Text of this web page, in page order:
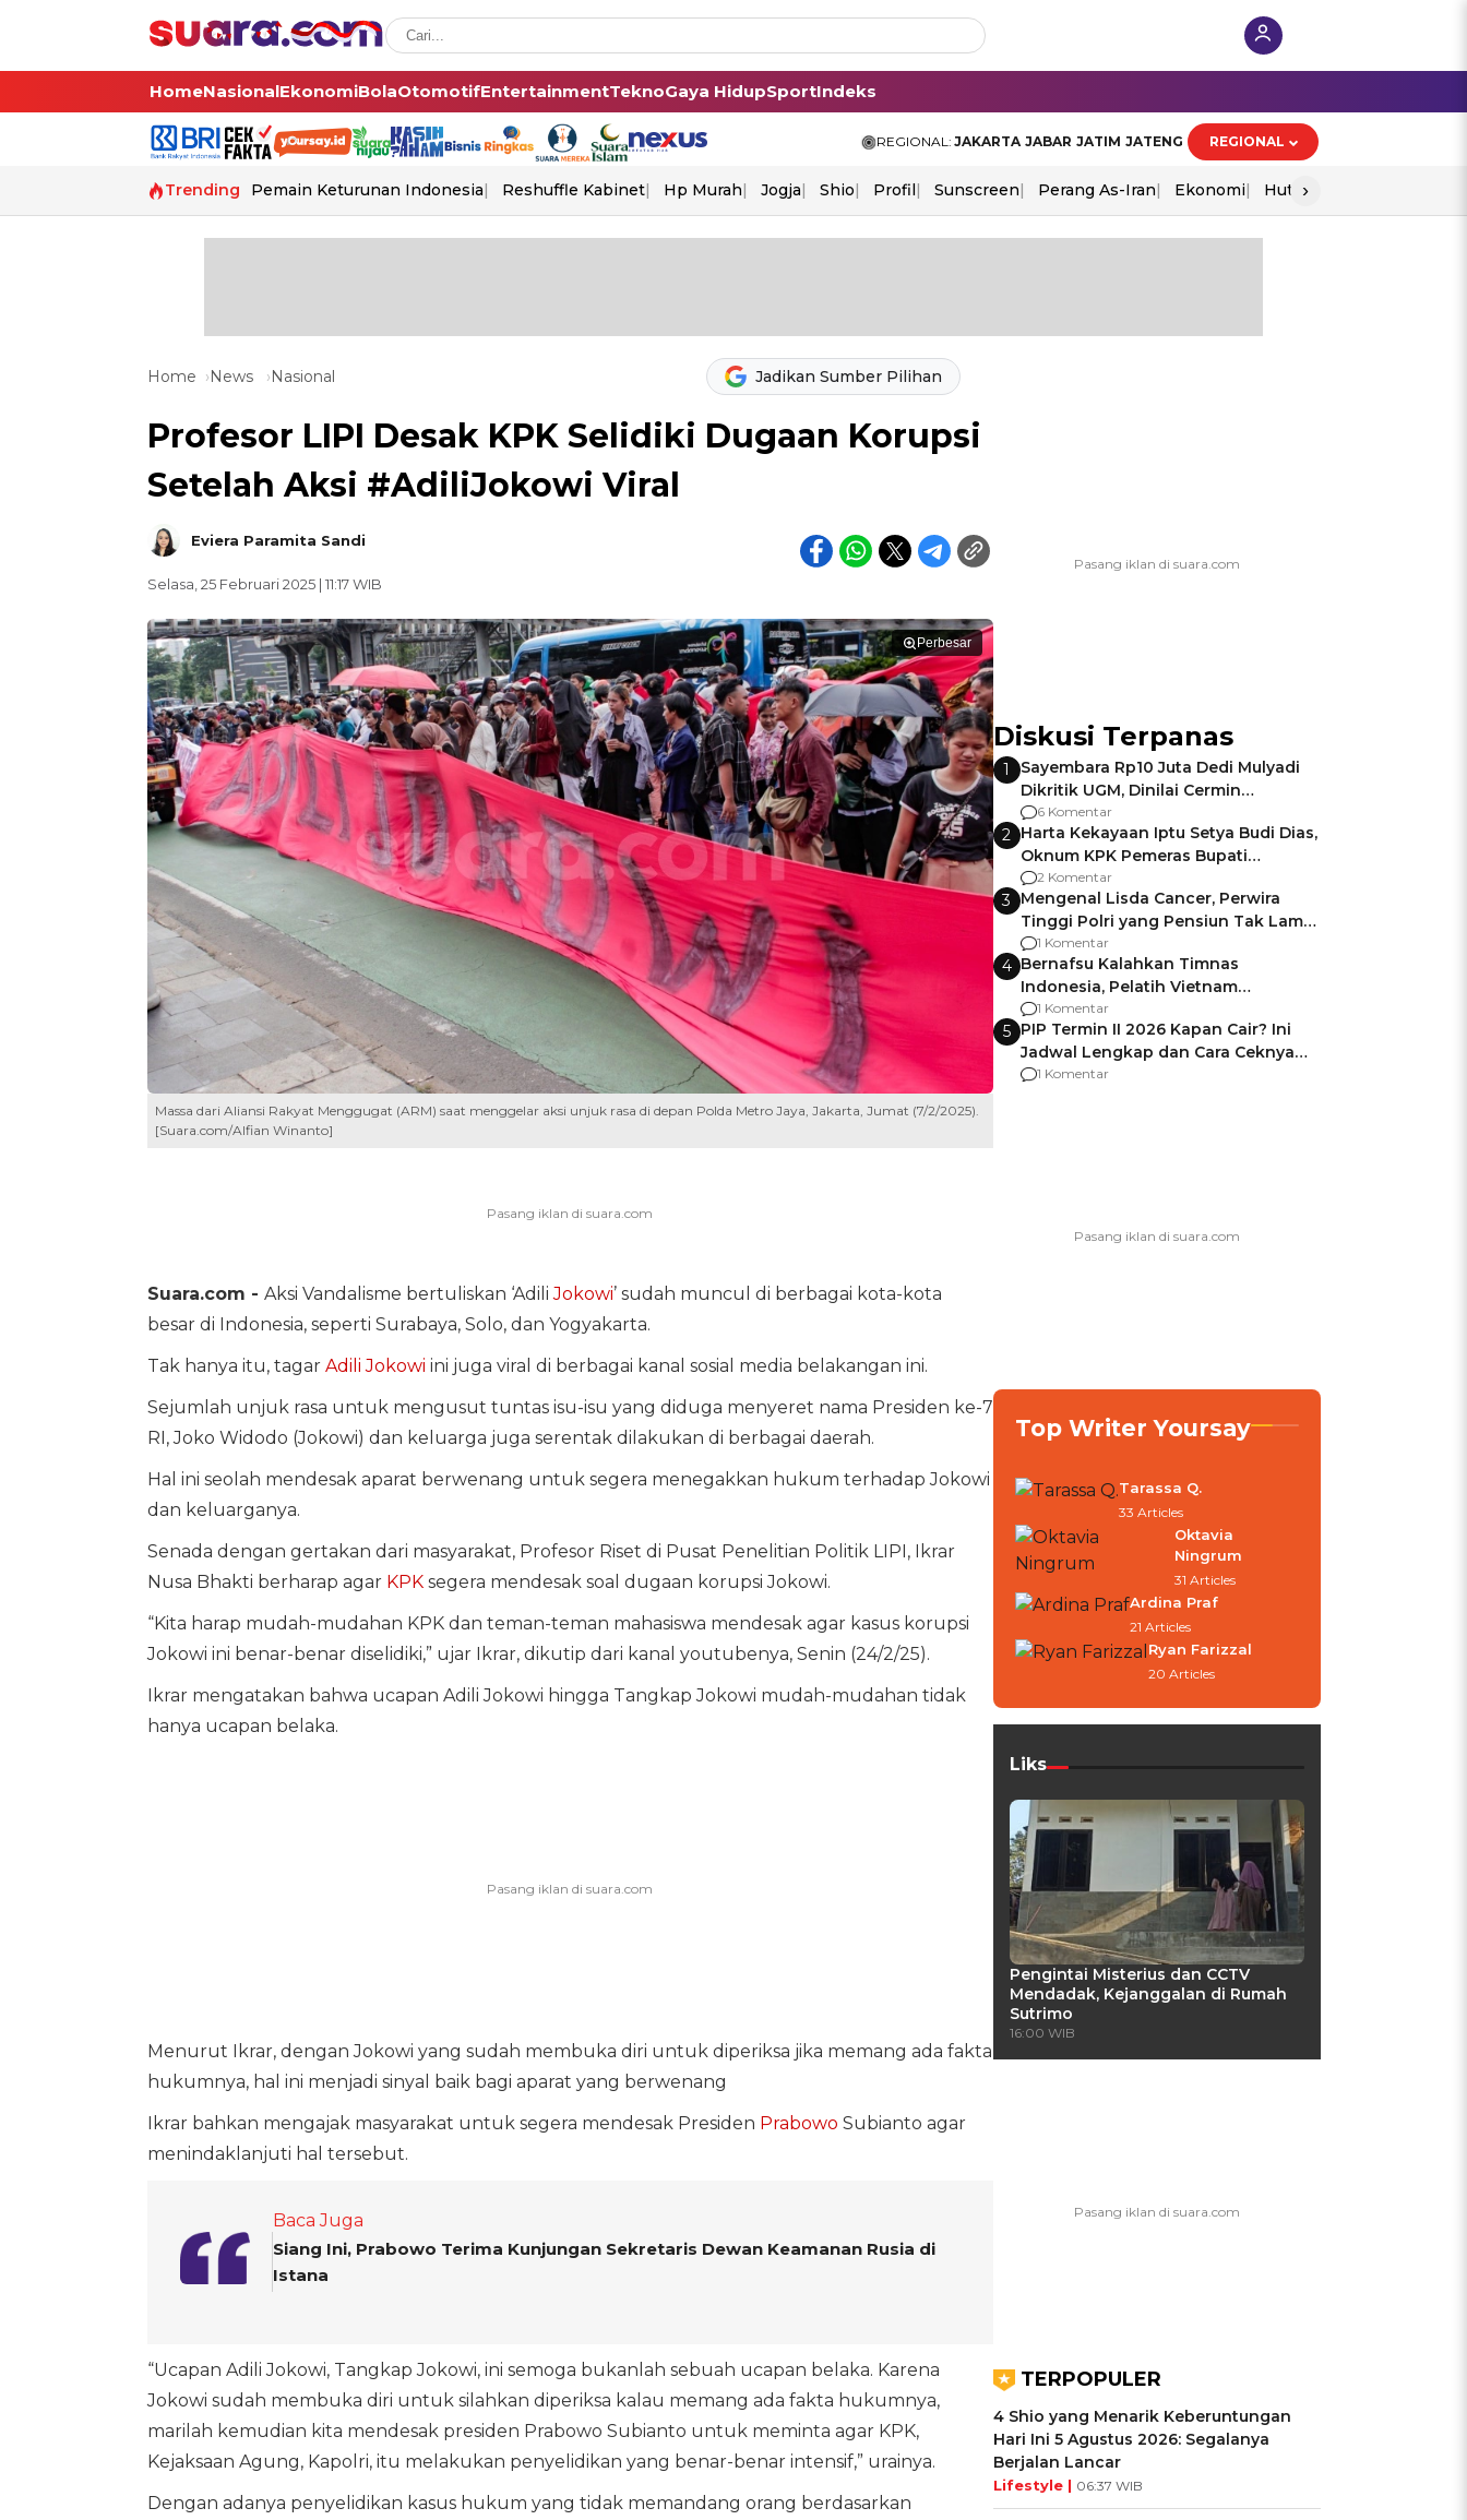
HomeNasionalEkonomiBolaOtomotifEntertainmentTeknoGaya HidupSportIndeks
REGIONAL: JAKARTA JABAR JATIM JATENG REGIONAL
Trending Pemain Keturunan Indonesia Reshuffle Kabinet Hp Murah Jogja Shio Profil Sunscreen Perang As-Iran Ekonomi Hut Ri
›
Home News Nasional Jadikan Sumber Pilihan
Profesor LIPI Desak KPK Selidiki Dugaan Korupsi
Setelah Aksi #AdiliJokowi Viral
Eviera Paramita Sandi
Selasa, 25 Februari 2025 | 11:17 WIB
Perbesar
Massa dari Aliansi Rakyat Menggugat (ARM) saat menggelar aksi unjuk rasa di depan Polda Metro Jaya, Jakarta, Jumat (7/2/2025).
[Suara.com/Alfian Winanto]
Suara.com - Aksi Vandalisme bertuliskan ‘AdiliJokowi’ sudah muncul di berbagai kota-kota
besar di Indonesia, seperti Surabaya, Solo, dan Yogyakarta.
Tak hanya itu, tagar Adili Jokowi ini juga viral di berbagai kanal sosial media belakangan ini.
Sejumlah unjuk rasa untuk mengusut tuntas isu-isu yang diduga menyeret nama Presiden ke-7
RI, Joko Widodo (Jokowi) dan keluarga juga serentak dilakukan di berbagai daerah.
Hal ini seolah mendesak aparat berwenang untuk segera menegakkan hukum terhadap Jokowi
dan keluarganya.
Senada dengan gertakan dari masyarakat, Profesor Riset di Pusat Penelitian Politik LIPI, Ikrar
Nusa Bhakti berharap agar KPKsegera mendesak soal dugaan korupsi Jokowi.
“Kita harap mudah-mudahan KPK dan teman-teman mahasiswa mendesak agar kasus korupsi
Jokowi ini benar-benar diselidiki,” ujar Ikrar, dikutip dari kanal youtubenya, Senin (24/2/25).
Ikrar mengatakan bahwa ucapan Adili Jokowi hingga Tangkap Jokowi mudah-mudahan tidak
hanya ucapan belaka.
Menurut Ikrar, dengan Jokowi yang sudah membuka diri untuk diperiksa jika memang ada fakta
hukumnya, hal ini menjadi sinyal baik bagi aparat yang berwenang
Ikrar bahkan mengajak masyarakat untuk segera mendesak Presiden Prabowo Subianto agar
menindaklanjuti hal tersebut.
Baca Juga
Siang Ini, Prabowo Terima Kunjungan Sekretaris Dewan Keamanan Rusia di
Istana
“Ucapan Adili Jokowi, Tangkap Jokowi, ini semoga bukanlah sebuah ucapan belaka. Karena
Jokowi sudah membuka diri untuk silahkan diperiksa kalau memang ada fakta hukumnya,
marilah kemudian kita mendesak presiden Prabowo Subianto untuk meminta agar KPK,
Kejaksaan Agung, Kapolri, itu melakukan penyelidikan yang benar-benar intensif,” urainya.
Dengan adanya penyelidikan kasus hukum yang tidak memandang orang berdasarkan
Diskusi Terpanas
1
Sayembara Rp10 Juta Dedi Mulyadi
Dikritik UGM, Dinilai Cermin
Gagalnya Negara Jamin Keamanan
6 Komentar
2 Harta Kekayaan Iptu Setya Budi Dias,
Oknum KPK Pemeras Bupati
Pemalang
2 Komentar
3 Mengenal Lisda Cancer, Perwira
Tinggi Polri yang Pensiun Tak Lama
Usai Jadi Brigjen
1 Komentar
4 Bernafsu Kalahkan Timnas
Indonesia, Pelatih Vietnam
Berencana Pakai Jimat di Pakansari
1 Komentar
5 PIP Termin II 2026 Kapan Cair? Ini
Jadwal Lengkap dan Cara Ceknya
agar Dana Tidak Hangus!
1 Komentar
Top Writer Yoursay
Tarassa Q.
33 Articles
Oktavia
Ningrum
31 Articles
Ardina Praf
21 Articles
Ryan Farizzal
20 Articles
Liks
Pengintai Misterius dan CCTV
Mendadak, Kejanggalan di Rumah
Sutrimo
16:00 WIB
TERPOPULER
4 Shio yang Menarik Keberuntungan
Hari Ini 5 Agustus 2026: Segalanya
Berjalan Lancar
Lifestyle | 06:37 WIB